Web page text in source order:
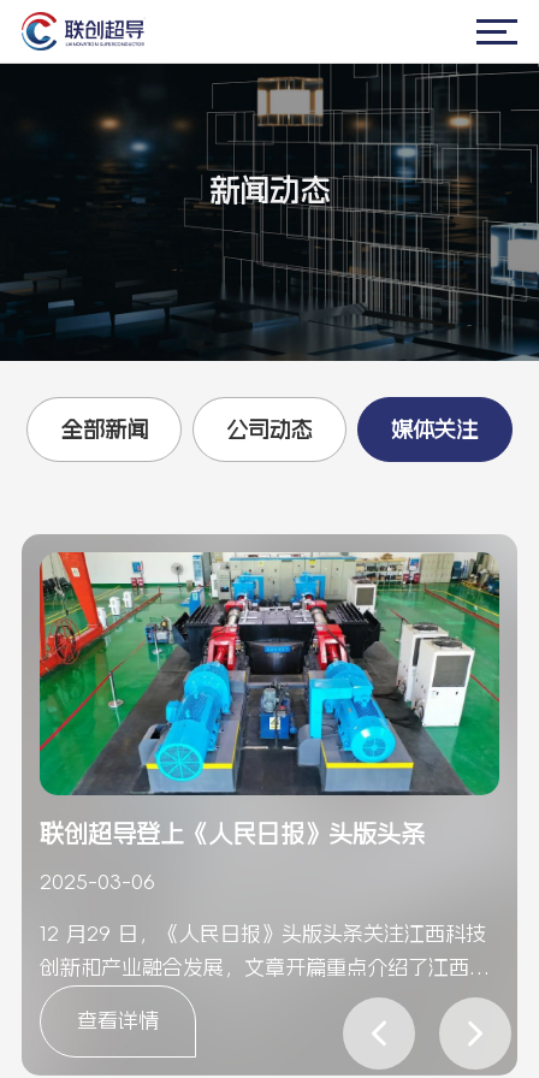
新闻动态
全部新闻 公司动态 媒体关注
联创超导登上《人民日报》头版头条
2025-03-06
12 月29 日，《人民日报》头版头条关注江西科技
创新和产业融合发展，文章开篇重点介绍了江西联
创光电超导应用有限公司（下称：“联创超导”）
基于高温超导感应加热技术的系列产品及应用，对
联创超导在引领全省科技创新与产业融合方面的重
查看详情